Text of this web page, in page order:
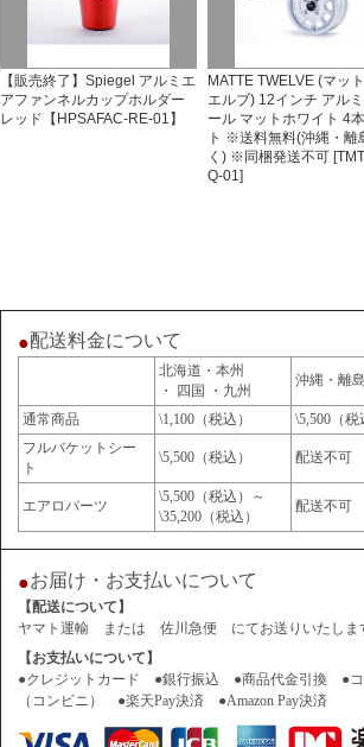
【販売終了】Spiegel アルミエ
アファンネルカップホルダー
レッド【HPSAFAC-RE-01】
MATTE TWELVE (マッ
エルブ) 12インチ アル
ール マットホワイト 4
ト ※送料無料(沖縄・離
く) ※同梱発送不可
Q-01]
●配送料金について
北海道・本州
・ 四国 ・九州
沖縄・離島
通常商品 \1,100（税込）
\5,500（税
フルバケットシー
ト
\5,500（税込） 配送不可
エアロパーツ
\5,500（税込）～
\35,200（税込）
配送不可
●お届け・お支払いについて
【配送について】
ヤマト運輸 または 佐川急便 にてお送りいたしま
【お支払いについて】
●クレジットカード ●銀行振込 ●商品代金引換 ●コ
（コンビニ） ●楽天Pay決済 ●Amazon Pay決済